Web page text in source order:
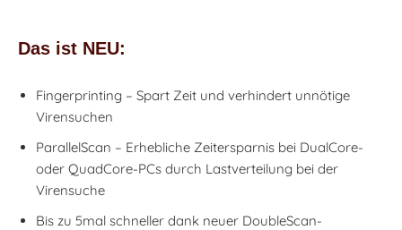
Das ist NEU:
Fingerprinting – Spart Zeit und verhindert unnötige
Virensuchen
ParallelScan – Erhebliche Zeitersparnis bei DualCore-
oder QuadCore-PCs durch Lastverteilung bei der
Virensuche
Bis zu 5mal schneller dank neuer DoubleScan-